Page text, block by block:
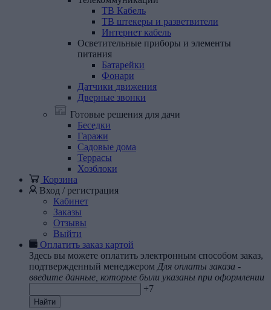
ТВ Кабель
ТВ штекеры и разветвители
Интернет кабель
Осветительные приборы и элементы
питания
Батарейки
Фонари
Датчики движения
Дверные звонки
Готовые решения для дачи
Беседки
Гаражи
Садовые дома
Террасы
Хозблоки
Корзина
Вход / регистрация
Кабинет
Заказы
Отзывы
Выйти
Оплатить заказ картой
Здесь вы можете оплатить электронным способом заказ,
подтвержденный менеджером Для оплаты заказа -
введите данные, которые были указаны при оформлении
+7
Найти